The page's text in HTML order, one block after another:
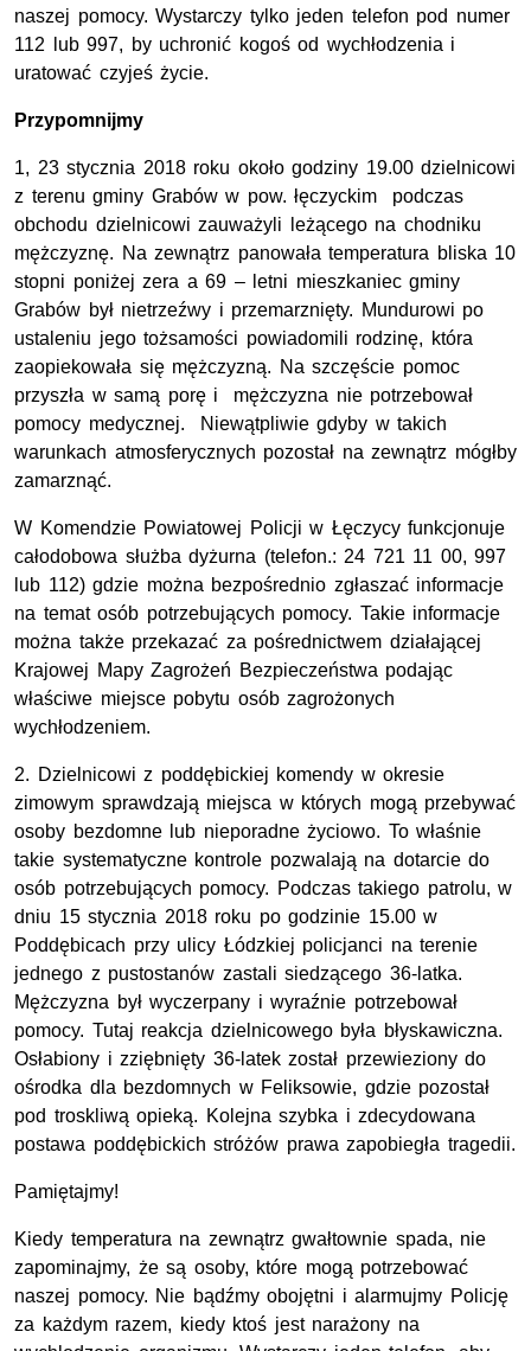
naszej pomocy. Wystarczy tylko jeden telefon pod numer
112 lub 997, by uchronić kogoś od wychłodzenia i
uratować czyjeś życie.
Przypomnijmy
1, 23 stycznia 2018 roku około godziny 19.00 dzielnicowi
z terenu gminy Grabów w pow. łęczyckim podczas
obchodu dzielnicowi zauważyli leżącego na chodniku
mężczyznę. Na zewnątrz panowała temperatura bliska 10
stopni poniżej zera a 69 – letni mieszkaniec gminy
Grabów był nietrzeźwy i przemarznięty. Mundurowi po
ustaleniu jego tożsamości powiadomili rodzinę, która
zaopiekowała się mężczyzną. Na szczęście pomoc
przyszła w samą porę i mężczyzna nie potrzebował
pomocy medycznej. Niewątpliwie gdyby w takich
warunkach atmosferycznych pozostał na zewnątrz mógłby
zamarznąć.
W Komendzie Powiatowej Policji w Łęczycy funkcjonuje
całodobowa służba dyżurna (telefon.: 24 721 11 00, 997
lub 112) gdzie można bezpośrednio zgłaszać informacje
na temat osób potrzebujących pomocy. Takie informacje
można także przekazać za pośrednictwem działającej
Krajowej Mapy Zagrożeń Bezpieczeństwa podając
właściwe miejsce pobytu osób zagrożonych
wychłodzeniem.
2. Dzielnicowi z poddębickiej komendy w okresie
zimowym sprawdzają miejsca w których mogą przebywać
osoby bezdomne lub nieporadne życiowo. To właśnie
takie systematyczne kontrole pozwalają na dotarcie do
osób potrzebujących pomocy. Podczas takiego patrolu, w
dniu 15 stycznia 2018 roku po godzinie 15.00 w
Poddębicach przy ulicy Łódzkiej policjanci na terenie
jednego z pustostanów zastali siedzącego 36-latka.
Mężczyzna był wyczerpany i wyraźnie potrzebował
pomocy. Tutaj reakcja dzielnicowego była błyskawiczna.
Osłabiony i zziębnięty 36-latek został przewieziony do
ośrodka dla bezdomnych w Feliksowie, gdzie pozostał
pod troskliwą opieką. Kolejna szybka i zdecydowana
postawa poddębickich stróżów prawa zapobiegła tragedii.
Pamiętajmy!
Kiedy temperatura na zewnątrz gwałtownie spada, nie
zapominajmy, że są osoby, które mogą potrzebować
naszej pomocy. Nie bądźmy obojętni i alarmujmy Policję
za każdym razem, kiedy ktoś jest narażony na